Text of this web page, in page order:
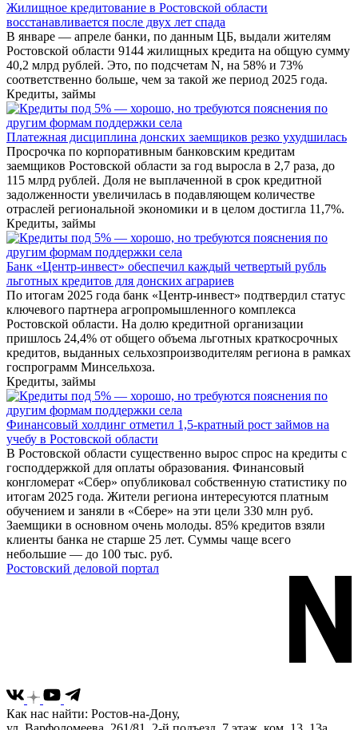
Жилищное кредитование в Ростовской области
восстанавливается после двух лет спада
В январе — апреле банки, по данным ЦБ, выдали жителям
Ростовской области 9144 жилищных кредита на общую сумму
40,2 млрд рублей. Это, по подсчетам N, на 58% и 73%
соответственно больше, чем за такой же период 2025 года.
Кредиты, займы
Платежная дисциплина донских заемщиков резко ухудшилась
Просрочка по корпоративным банковским кредитам
заемщиков Ростовской области за год выросла в 2,7 раза, до
115 млрд рублей. Доля не выплаченной в срок кредитной
задолженности увеличилась в подавляющем количестве
отраслей региональной экономики и в целом достигла 11,7%.
Кредиты, займы
Банк «Центр-инвест» обеспечил каждый четвертый рубль
льготных кредитов для донских аграриев
По итогам 2025 года банк «Центр-инвест» подтвердил статус
ключевого партнера агропромышленного комплекса
Ростовской области. На долю кредитной организации
пришлось 24,4% от общего объема льготных краткосрочных
кредитов, выданных сельхозпроизводителям региона в рамках
госпрограмм Минсельхоза.
Кредиты, займы
Финансовый холдинг отметил 1,5-кратный рост займов на
учебу в Ростовской области
В Ростовской области существенно вырос спрос на кредиты с
господдержкой для оплаты образования. Финансовый
конгломерат «Сбер» опубликовал собственную статистику по
итогам 2025 года. Жители региона интересуются платным
обучением и заняли в «Сбере» на эти цели 330 млн руб.
Заемщики в основном очень молоды. 85% кредитов взяли
клиенты банка не старше 25 лет. Суммы чаще всего
небольшие — до 100 тыс. руб.
Ростовский деловой портал
Как нас найти: Ростов-на-Дону,